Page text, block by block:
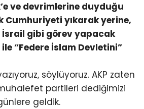
ve devrimlerine duyduğu
Cumhuriyeti yıkarak yerine,
gibi görev yapacak
“Federe İslam Devletini”
söylüyoruz. AKP zaten
partileri dediğimizi
geldik.